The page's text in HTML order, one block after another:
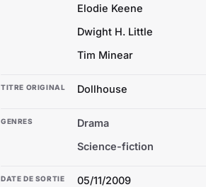
Elodie Keene
Dwight H. Little
Tim Minear
TITRE ORIGINAL Dollhouse
GENRES
Drama
Science-fiction
DATE DE SORTIE 05/11/2009